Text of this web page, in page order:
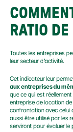
RATIO
Toutes les entreprises
leur secteur d’activité.
Cet indicateur leur
aux entreprises du
que ce qui est
entreprise de location
confrontation avec celui
aussi être utilisé par les
serviront pour évaluer le